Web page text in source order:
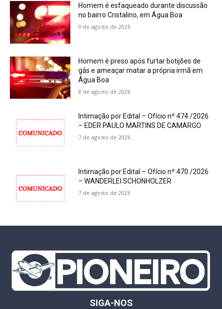
Homem é esfaqueado durante discussão
no bairro Cristalino, em Água Boa
9 de agosto de 2026
Homem é preso após furtar botijões de
gás e ameaçar matar a própria irmã em
Água Boa
8 de agosto de 2026
Intimação por Edital – Ofício nº 474 /2026
– EDER PAULO MARTINS DE CAMARGO
7 de agosto de 2026
Intimação por Edital – Ofício nº 470 /2026
– WANDERLEI SCHONHOLZER
7 de agosto de 2026
SIGA-NOS